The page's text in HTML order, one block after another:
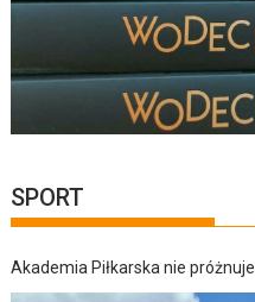
SPORT
Akademia Piłkarska nie próżnuje